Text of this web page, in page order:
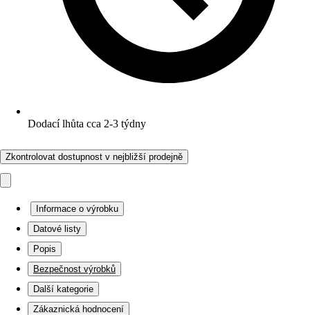
Dodací lhůta cca 2-3 týdny
Zkontrolovat dostupnost v nejbližší prodejně
Informace o výrobku
Datové listy
Popis
Bezpečnost výrobků
Další kategorie
Zákaznická hodnocení